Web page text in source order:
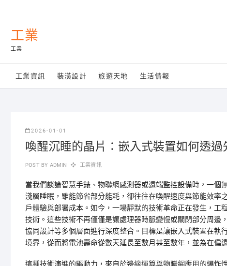
content工業
工業
工業資訊 裝潢設計 旅遊天地 生活情報
2026-01-01
喚醒沉睡的晶片：嵌入式裝置如何透過
POST BY ADMIN 工業資訊
當我們談論智慧手錶、物聯網感測器或遠端監控設備時，一
淺層睡眠，雖能節省部分能耗，卻往往在喚醒速度與節能效率
戶體驗與部署成本。如今，一場靜默的技術革命正在發生，
技術。這些技術不再僅僅是讓處理器時脈變慢或關閉部分周
協同設計等多個層面進行深度整合。目標是讓嵌入式裝置在
境界，從而將電池壽命從數天延長至數月甚至數年，並為在偏
這種技術演進的驅動力，來自於邊緣運算與物聯網應用的爆